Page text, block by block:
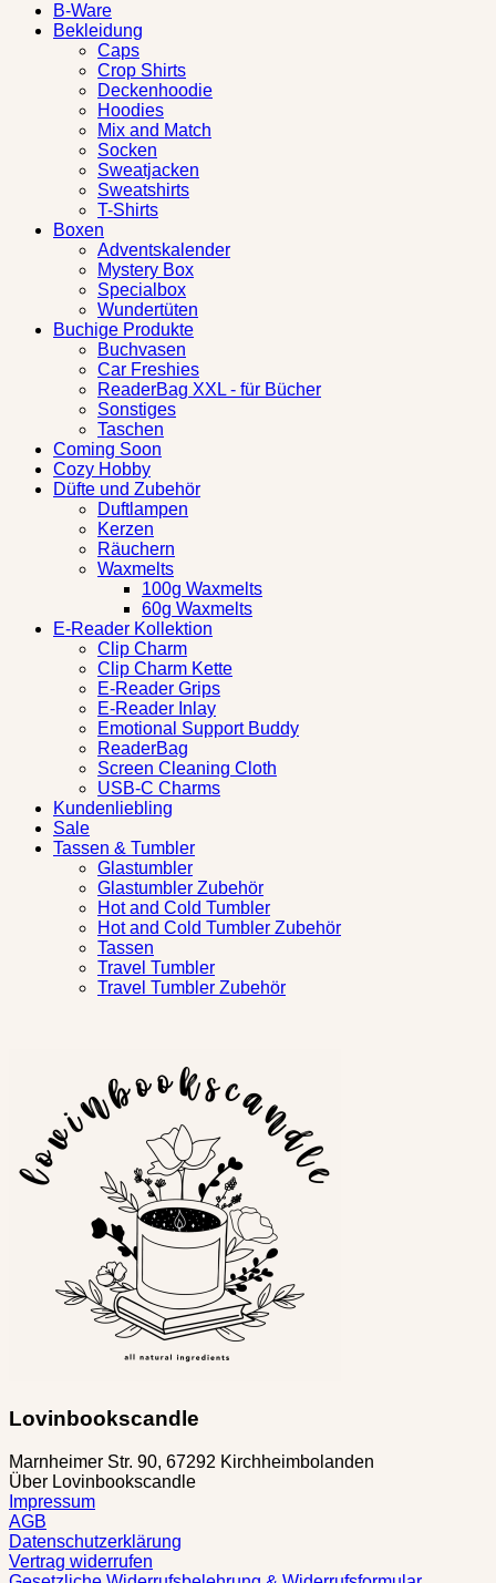
B-Ware
Bekleidung
Caps
Crop Shirts
Deckenhoodie
Hoodies
Mix and Match
Socken
Sweatjacken
Sweatshirts
T-Shirts
Boxen
Adventskalender
Mystery Box
Specialbox
Wundertüten
Buchige Produkte
Buchvasen
Car Freshies
ReaderBag XXL - für Bücher
Sonstiges
Taschen
Coming Soon
Cozy Hobby
Düfte und Zubehör
Duftlampen
Kerzen
Räuchern
Waxmelts
100g Waxmelts
60g Waxmelts
E-Reader Kollektion
Clip Charm
Clip Charm Kette
E-Reader Grips
E-Reader Inlay
Emotional Support Buddy
ReaderBag
Screen Cleaning Cloth
USB-C Charms
Kundenliebling
Sale
Tassen & Tumbler
Glastumbler
Glastumbler Zubehör
Hot and Cold Tumbler
Hot and Cold Tumbler Zubehör
Tassen
Travel Tumbler
Travel Tumbler Zubehör
Lovinbookscandle
Marnheimer Str. 90, 67292 Kirchheimbolanden
Über Lovinbookscandle
Impressum
AGB
Datenschutzerklärung
Vertrag widerrufen